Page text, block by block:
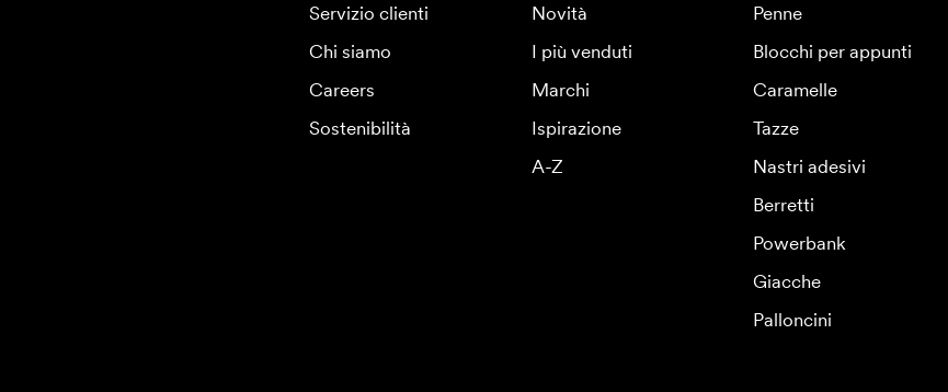
Servizio clienti
Chi siamo
Careers
Sostenibilità
Novità
I più venduti
Marchi
Ispirazione
A-Z
Penne
Blocchi per appunti
Caramelle
Tazze
Nastri adesivi
Berretti
Powerbank
Giacche
Palloncini